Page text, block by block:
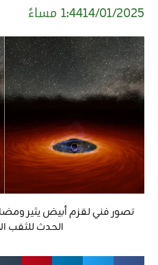
14/01/20251:44 مساءً
تصور فني لقزم أبيض يثير
الحدث للثقب